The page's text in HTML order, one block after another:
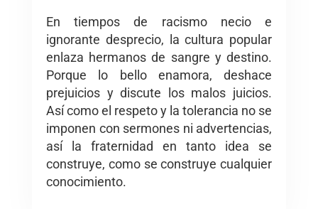
En tiempos de racismo necio e
ignorante desprecio, la cultura popular
enlaza hermanos de sangre y destino.
Porque lo bello enamora, deshace
prejuicios y discute los malos juicios.
Así como el respeto y la tolerancia no se
imponen con sermones ni advertencias,
así la fraternidad en tanto idea se
construye, como se construye cualquier
conocimiento.